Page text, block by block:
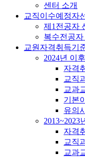
센터 소개
교직이수예정자
제1전공자
복수전공
교원자격취득기
2024년 이후
자격
교직
교과
기본
유의
2013~2023
자격
교직
교과